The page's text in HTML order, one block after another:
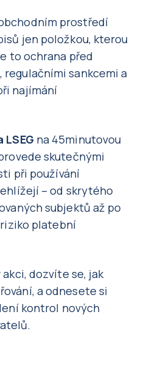
prostředí
jen položkou, kterou
to ochrana před
sankcemi a
najímání
LSEG na 45minutovou
skutečnými
při používání
– od skrytého
subjektů až po
platební
dozvíte se, jak
a odnesete si
kontrol nových